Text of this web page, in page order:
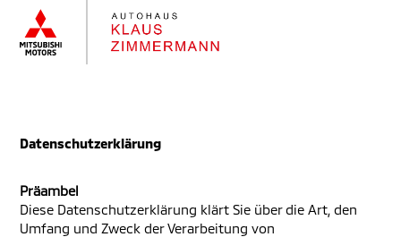
Datenschutzerklärung
Präambel
Diese Datenschutzerklärung klärt Sie über die Art, den
Umfang und Zweck der Verarbeitung von